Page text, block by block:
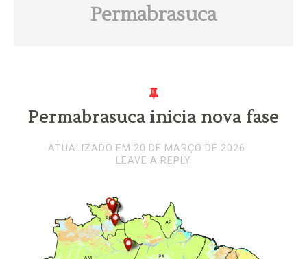
Permabrasuca
Permabrasuca inicia nova fase
ATUALIZADO EM 20 DE MARÇO DE 2026
LEAVE A REPLY